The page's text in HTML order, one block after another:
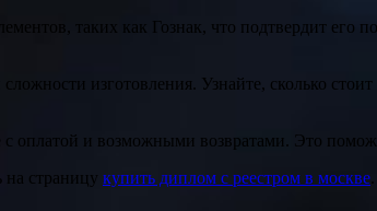
таких как Гознак, что подтвердит его
изготовления. Узнайте, сколько
оплатой и возможными возвратами. Это
на страницу купить диплом с реестром в москве